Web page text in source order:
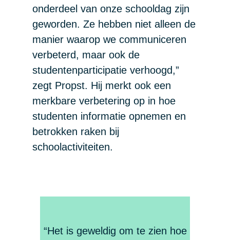
onderdeel van onze schooldag zijn
geworden. Ze hebben niet alleen de
manier waarop we communiceren
verbeterd, maar ook de
studentenparticipatie verhoogd,”
zegt Propst. Hij merkt ook een
merkbare verbetering op in hoe
studenten informatie opnemen en
betrokken raken bij
schoolactiviteiten.
“Het is geweldig om te zien hoe